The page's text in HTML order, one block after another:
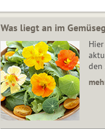
Was liegt an im
den